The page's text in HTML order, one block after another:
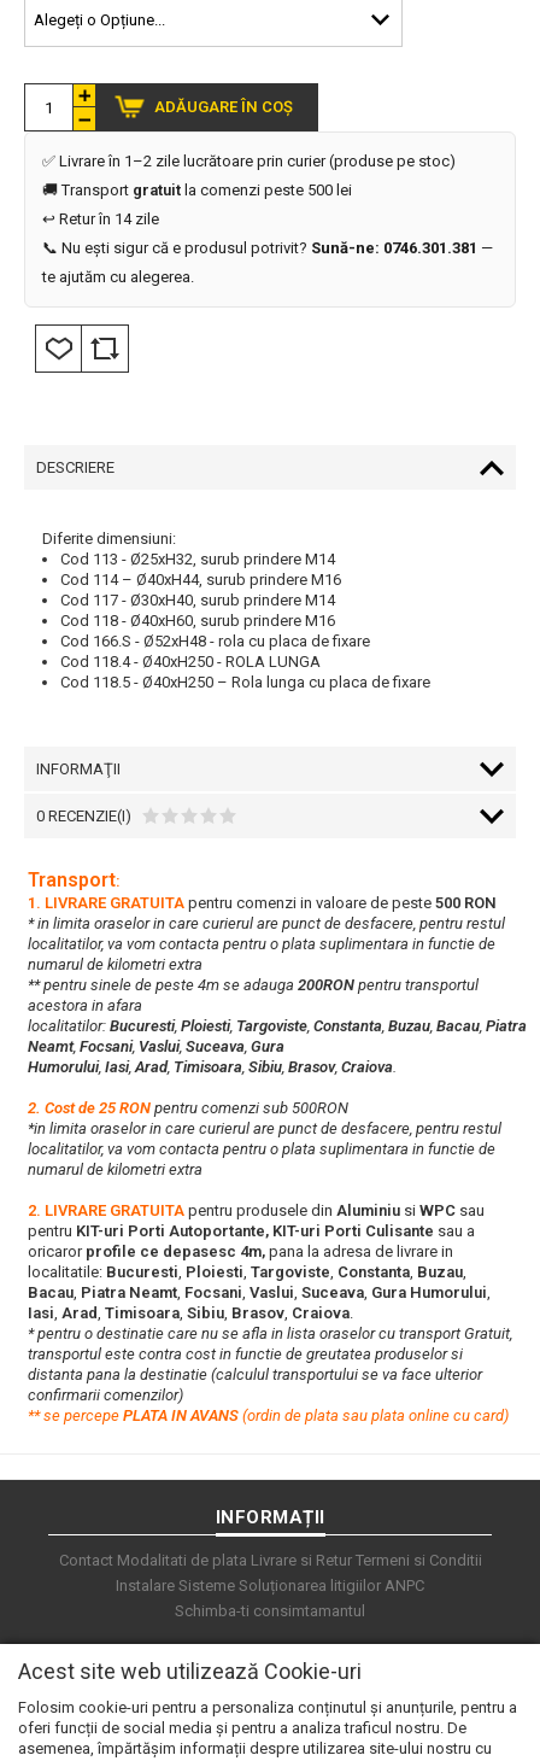
ADĂUGARE ÎN COȘ
✅ Livrare în 1–2 zile lucrătoare prin curier (produse pe stoc)
🚚 Transport gratuit la comenzi peste 500 lei
↩️ Retur în 14 zile
📞 Nu ești sigur că e produsul potrivit? Sună-ne: 0746.301.381 —
te ajutăm cu alegerea.
DESCRIERE
Diferite dimensiuni:
Cod 113 - Ø25xH32, surub prindere M14
Cod 114 – Ø40xH44, surub prindere M16
Cod 117 - Ø30xH40, surub prindere M14
Cod 118 - Ø40xH60, surub prindere M16
Cod 166.S - Ø52xH48 - rola cu placa de fixare
Cod 118.4 - Ø40xH250 - ROLA LUNGA
Cod 118.5 - Ø40xH250 – Rola lunga cu placa de fixare
INFORMAŢII
0 RECENZIE(I)
Transport:
1. LIVRARE GRATUITA pentru comenzi in valoare de peste 500 RON
* in limita oraselor in care curierul are punct de desfacere, pentru restul
localitatilor, va vom contacta pentru o plata suplimentara in functie de
numarul de kilometri extra
** pentru sinele de peste 4m se adauga 200RON pentru transportul
acestora in afara
localitatilor: Bucuresti, Ploiesti, Targoviste, Constanta, Buzau, Bacau, Piatra
Neamt, Focsani, Vaslui, Suceava, Gura
Humorului, Iasi,Arad, Timisoara, Sibiu, Brasov, Craiova.
2. Cost de 25 RON pentru comenzi sub 500RON
*in limita oraselor in care curierul are punct de desfacere, pentru restul
localitatilor, va vom contacta pentru o plata suplimentara in functie de
numarul de kilometri extra
2. LIVRARE GRATUITA pentru produsele din Aluminiu si WPC sau
pentru KIT-uri Porti Autoportante, KIT-uri Porti Culisante sau a
oricarorprofile ce depasesc 4m, pana la adresa de livrare in
localitatile: Bucuresti, Ploiesti, Targoviste, Constanta, Buzau,
Bacau, Piatra Neamt, Focsani, Vaslui, Suceava, Gura Humorului,
Iasi, Arad, Timisoara, Sibiu, Brasov, Craiova.
* pentru o destinatie care nu se afla in lista oraselor cu transport Gratuit,
transportul este contra cost in functie de greutatea produselor si
distanta pana la destinatie (calculul transportului se va face ulterior
confirmarii comenzilor)
**se percepe PLATA IN AVANS (ordin de plata sau plata online cu card)
INFORMAȚII
Contact Modalitati de plata Livrare si Retur Termeni si Conditii
Instalare Sisteme Soluționarea litigiilor ANPC
Schimba-ti consimtamantul
Acest site web utilizează Cookie-uri
Folosim cookie-uri pentru a personaliza conținutul și anunțurile, pentru a
oferi funcții de social media și pentru a analiza traficul nostru. De
asemenea, împărtășim informații despre utilizarea site-ului nostru cu